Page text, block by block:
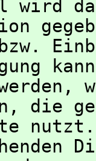
wird
bzw.
die